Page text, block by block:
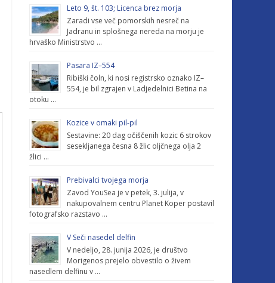
Leto 9, št. 103; Licenca brez morja
Zaradi vse več pomorskih nesreč na
Jadranu in splošnega nereda na morju je
hrvaško Ministrstvo …
Pasara IZ–554
Ribiški čoln, ki nosi registrsko oznako IZ–
554, je bil zgrajen v Ladjedelnici Betina na
otoku …
Kozice v omaki pil-pil
Sestavine: 20 dag očiščenih kozic 6 strokov
sesekljanega česna 8 žlic oljčnega olja 2
žlici …
Prebivalci tvojega morja
Zavod YouSea je v petek, 3. julija, v
nakupovalnem centru Planet Koper postavil
fotografsko razstavo …
V Seči nasedel delfin
V nedeljo, 28. junija 2026, je društvo
Morigenos prejelo obvestilo o živem
nasedlem delfinu v …